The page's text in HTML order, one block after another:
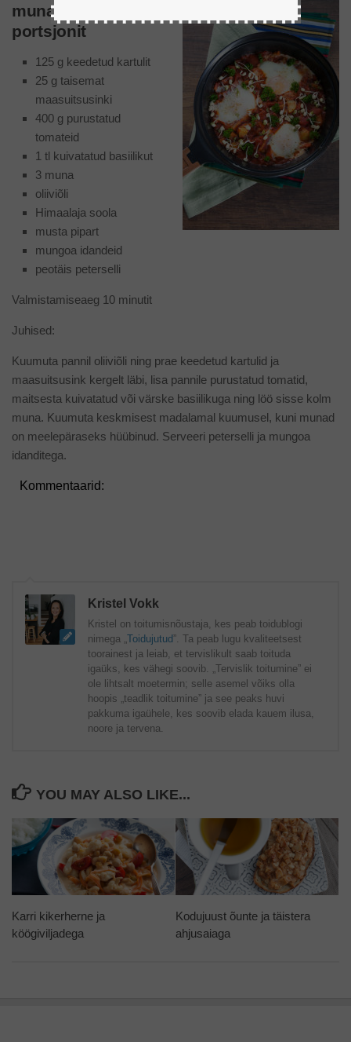
munaroog, 3
portsjonit
125 g keedetud kartulit
25 g taisemat
maasuitsusinki
400 g purustatud
tomateid
1 tl kuivatatud basiilikut
3 muna
oliiviõli
Himaalaja soola
musta pipart
mungoa idandeid
peotäis peterselli
Valmistamiseaeg 10 minutit
Juhised:
Kuumuta pannil oliiviõli ning prae keedetud kartulid ja
maasuitsusink kergelt läbi, lisa pannile purustatud tomatid,
maitsesta kuivatatud või värske basiilikuga ning löö sisse kolm
muna. Kuumuta keskmisest madalamal kuumusel, kuni munad
on meelepäraseks hüübinud. Serveeri peterselli ja mungoa
idanditega.
Kommentaarid:
Kristel Vokk
Kristel on toitumisnõustaja, kes peab toidublogi
nimega „Toidujutud ”. Ta peab lugu kvaliteetsest
toorainest ja leiab, et tervislikult saab toituda
igaüks, kes vähegi soovib. „Tervislik toitumine” ei
ole lihtsalt moetermin; selle asemel võiks olla
hoopis „teadlik toitumine” ja see peaks huvi
pakkuma igaühele, kes soovib elada kauem ilusa,
noore ja tervena.
YOU MAY ALSO LIKE...
Karri kikerherne ja
köögiviljadega
Kodujuust õunte ja täistera
ahjusaiaga